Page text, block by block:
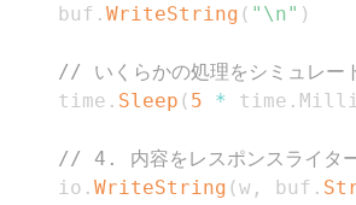
	buf
. WriteString ( "\n" )
// いくらかの処理をシミュレー
	time
. Sleep ( 5 * time .
// 4. 内容をレスポンスライタ
	io
. WriteString (w , buf .